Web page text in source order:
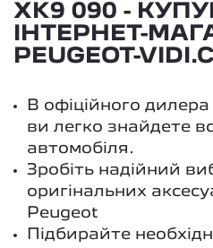
XK9 090 -
ІНТЕРНЕТ-
PEUGEOT-
В офіційного
ви легко знайдете
автомобіля.
Зробіть надійний
оригінальних
Peugeot
Підбирайте